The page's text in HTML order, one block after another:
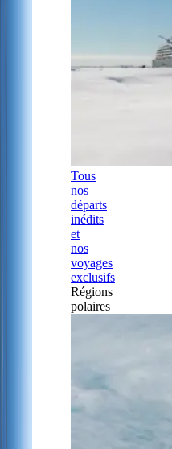
Tous
nos
départs
inédits
et
nos
voyages
exclusifs
Régions
polaires